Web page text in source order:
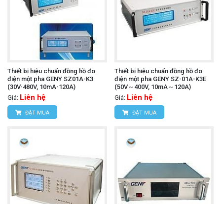
Thiết bị hiệu chuẩn đồng hồ đo
điện một pha GENY SZ01A-K3
(30V-480V, 10mA-120A)
Giá: Liên hệ
ĐẶT MUA
Thiết bị hiệu chuẩn đồng hồ đo
điện một pha GENY SZ-01A-K3E
(50V～400V, 10mA～120A)
Giá: Liên hệ
ĐẶT MUA